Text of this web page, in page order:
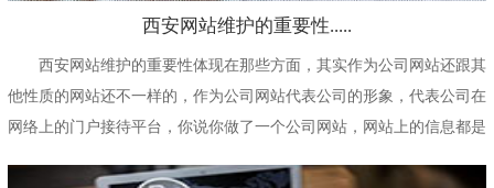
西安网站维护的重要性.....
西安网站维护的重要性体现在那些方面，其实作为公司网站还跟其
他性质的网站还不一样的，作为公司网站代表公司的形象，代表公司在
网络上的门户接待平台，你说你做了一个公司网站，网站上的信息都是